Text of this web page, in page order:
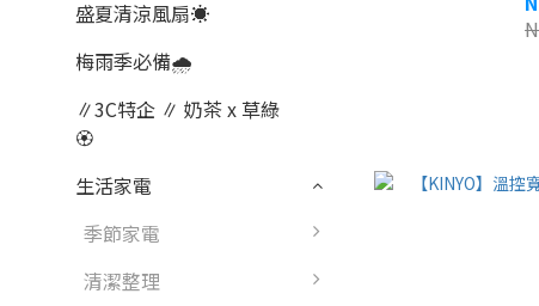
盛夏清涼風扇☀️
梅雨季必備🌧️
∥3C特企 ∥ 奶茶 x 草綠
🏵
生活家電
季節家電
清潔整理